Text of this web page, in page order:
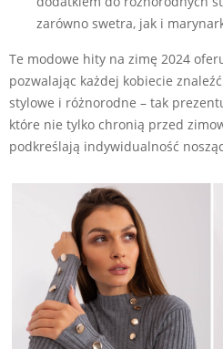
zarówno swetra, jak i
Te modowe hity na zimę 2024
pozwalając każdej kobiecie
stylowe i różnorodne – tak
które nie tylko chronią przed
podkreślają indywidualność